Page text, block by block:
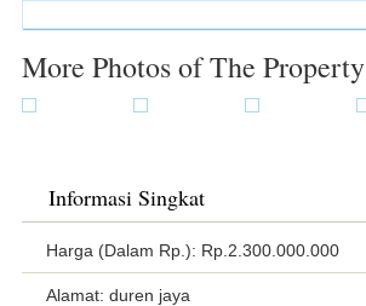
More Photos of The Property
Informasi Singkat
Harga (Dalam Rp.): Rp.2.300.000.000
Alamat: duren jaya